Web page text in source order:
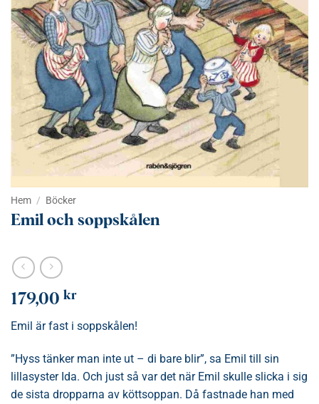
Hem / Böcker
Emil och soppskålen
179,00 kr
Emil är fast i soppskålen!
”Hyss tänker man inte ut – di bare blir”, sa Emil till sin
lillasyster Ida. Och just så var det när Emil skulle slicka i sig
de sista dropparna av köttsoppan. Då fastnade han med